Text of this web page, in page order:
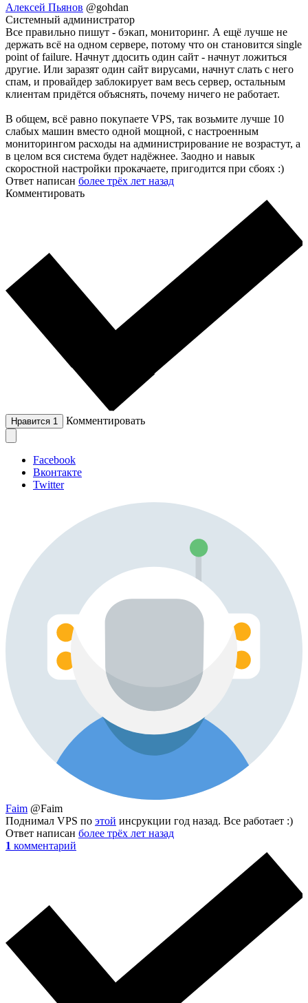
Алексей Пьянов @gohdan
Системный администратор
Все правильно пишут - бэкап, мониторинг. А ещё лучше не
держать всё на одном сервере, потому что он становится single
point of failure. Начнут ддосить один сайт - начнут ложиться
другие. Или заразят один сайт вирусами, начнут слать с него
спам, и провайдер заблокирует вам весь сервер, остальным
клиентам придётся объяснять, почему ничего не работает.
В общем, всё равно покупаете VPS, так возьмите лучше 10
слабых машин вместо одной мощной, с настроенным
мониторингом расходы на администрирование не возрастут, а
в целом вся система будет надёжнее. Заодно и навык
скоростной настройки прокачаете, пригодится при сбоях :)
Ответ написан более трёх лет назад
Комментировать
Нравится 1 Комментировать
Facebook
Вконтакте
Twitter
Faim @Faim
Поднимал VPS по этой инсрукции год назад. Все работает :)
Ответ написан более трёх лет назад
1 комментарий